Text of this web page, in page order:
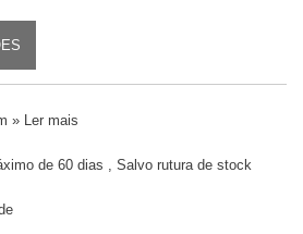
» Ler mais
de 60 dias , Salvo rutura de stock